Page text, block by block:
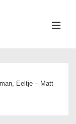
Eeltje – Matt